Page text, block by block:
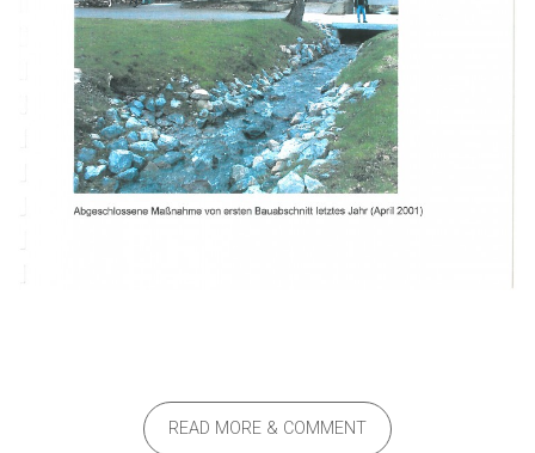
READ MORE & COMMENT